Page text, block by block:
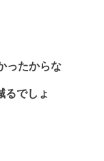
ったからな
るでしょ